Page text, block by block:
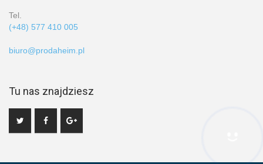
Tel.
(+48) 577 410 005
biuro@prodaheim.pl
Tu nas znajdziesz